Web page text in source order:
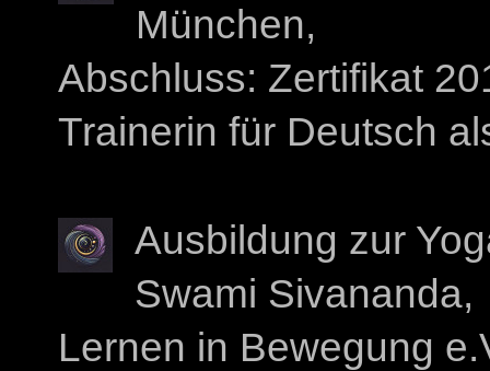
München,
Abschluss: Zertifikat
Trainerin für Deutsch
Ausbildung zur
Swami Sivananda,
Lernen in Bewegung